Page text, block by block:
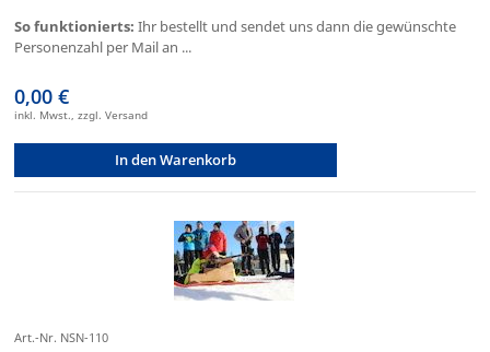
So funktionierts: Ihr bestellt und sendet uns dann die gewünschte
Personenzahl per Mail an ...
0,00 €
inkl. Mwst., zzgl. Versand
In den Warenkorb
Art.-Nr. NSN-110